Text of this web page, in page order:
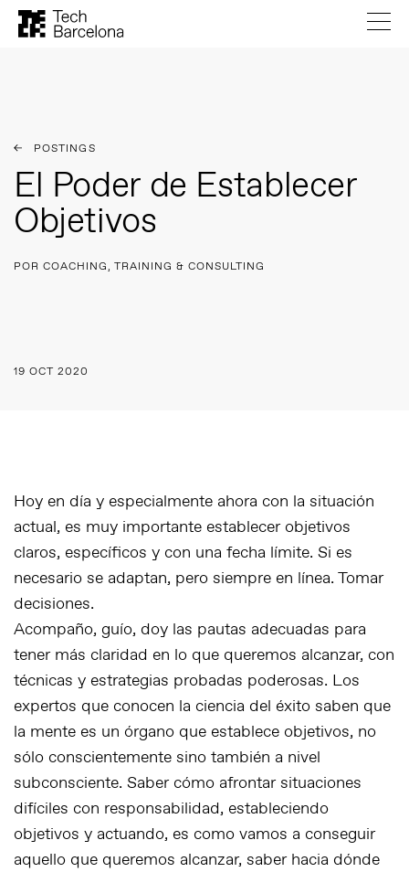
POSTINGS
El Poder de Establecer
Objetivos
POR COACHING, TRAINING & CONSULTING
19 OCT 2020
Hoy en día y especialmente ahora con la situación
actual, es muy importante establecer objetivos
claros, específicos y con una fecha límite. Si es
necesario se adaptan, pero siempre en línea. Tomar
decisiones.
Acompaño, guío, doy las pautas adecuadas para
tener más claridad en lo que queremos alcanzar, con
técnicas y estrategias probadas poderosas. Los
expertos que conocen la ciencia del éxito saben que
la mente es un órgano que establece objetivos, no
sólo conscientemente sino también a nivel
subconsciente. Saber cómo afrontar situaciones
difíciles con responsabilidad, estableciendo
objetivos y actuando, es como vamos a conseguir
aquello que queremos alcanzar, saber hacia dónde